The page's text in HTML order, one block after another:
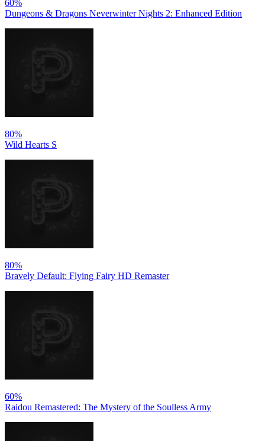
60%
Dungeons & Dragons Neverwinter Nights 2: Enhanced Edition
80%
Wild Hearts S
80%
Bravely Default: Flying Fairy HD Remaster
60%
Raidou Remastered: The Mystery of the Soulless Army